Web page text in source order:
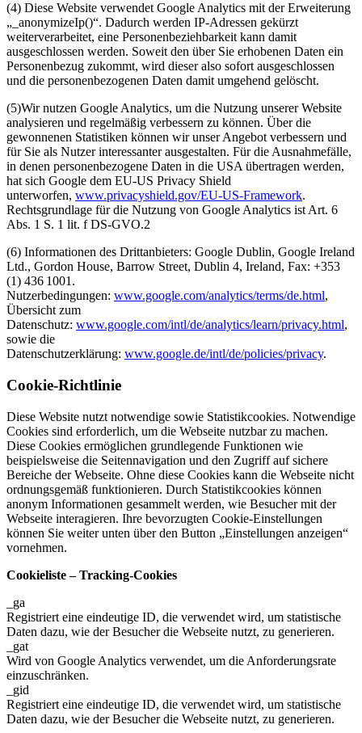
(4) Diese Website verwendet Google Analytics mit der Erweiterung
„_anonymizeIp()“. Dadurch werden IP-Adressen gekürzt
weiterverarbeitet, eine Personenbeziehbarkeit kann damit
ausgeschlossen werden. Soweit den über Sie erhobenen Daten ein
Personenbezug zukommt, wird dieser also sofort ausgeschlossen
und die personenbezogenen Daten damit umgehend gelöscht.
(5)Wir nutzen Google Analytics, um die Nutzung unserer Website
analysieren und regelmäßig verbessern zu können. Über die
gewonnenen Statistiken können wir unser Angebot verbessern und
für Sie als Nutzer interessanter ausgestalten. Für die Ausnahmefälle,
in denen personenbezogene Daten in die USA übertragen werden,
hat sich Google dem EU-US Privacy Shield
unterworfen, www.privacyshield.gov/EU-US-Framework.
Rechtsgrundlage für die Nutzung von Google Analytics ist Art. 6
Abs. 1 S. 1 lit. f DS-GVO.2
(6) Informationen des Drittanbieters: Google Dublin, Google Ireland
Ltd., Gordon House, Barrow Street, Dublin 4, Ireland, Fax: +353
(1) 436 1001.
Nutzerbedingungen: www.google.com/analytics/terms/de.html,
Übersicht zum
Datenschutz: www.google.com/intl/de/analytics/learn/privacy.html,
sowie die
Datenschutzerklärung: www.google.de/intl/de/policies/privacy.
Cookie-Richtlinie
Diese Website nutzt notwendige sowie Statistikcookies. Notwendige
Cookies sind erforderlich, um die Webseite nutzbar zu machen.
Diese Cookies ermöglichen grundlegende Funktionen wie
beispielsweise die Seitennavigation und den Zugriff auf sichere
Bereiche der Webseite. Ohne diese Cookies kann die Webseite nicht
ordnungsgemäß funktionieren. Durch Statistikcookies können
anonym Informationen gesammelt werden, wie Besucher mit der
Webseite interagieren. Ihre bevorzugten Cookie-Einstellungen
können Sie weiter unten über den Button „Einstellungen anzeigen“
vornehmen.
Cookieliste – Tracking-Cookies
_ga
Registriert eine eindeutige ID, die verwendet wird, um statistische
Daten dazu, wie der Besucher die Webseite nutzt, zu generieren.
_gat
Wird von Google Analytics verwendet, um die Anforderungsrate
einzuschränken.
_gid
Registriert eine eindeutige ID, die verwendet wird, um statistische
Daten dazu, wie der Besucher die Webseite nutzt, zu generieren.